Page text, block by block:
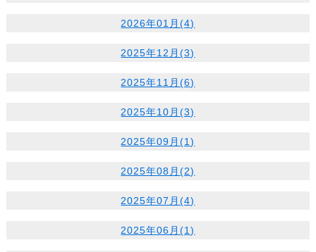
2026年01月(4)
2025年12月(3)
2025年11月(6)
2025年10月(3)
2025年09月(1)
2025年08月(2)
2025年07月(4)
2025年06月(1)